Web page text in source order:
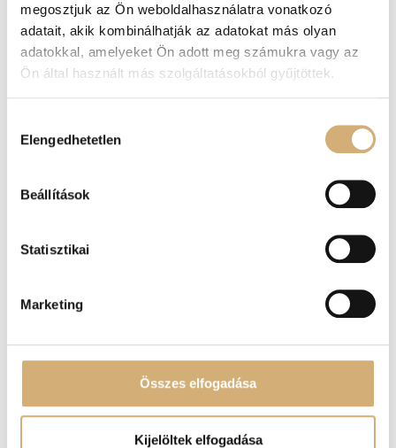
megosztjuk az Ön weboldalhasználatra vonatkozó
adatait, akik kombinálhatják az adatokat más olyan
adatokkal, amelyeket Ön adott meg számukra vagy az
Ön által használt más szolgáltatásokból gyűjtöttek.
kiválasztása
Elengedhetetlen
Beállítások
Statisztikai
Marketing
Összes elfogadása
Kijelöltek elfogadása
kézitáska
Lux by Dessi 260 bézs
-20%
fehér kézitáska
papucs